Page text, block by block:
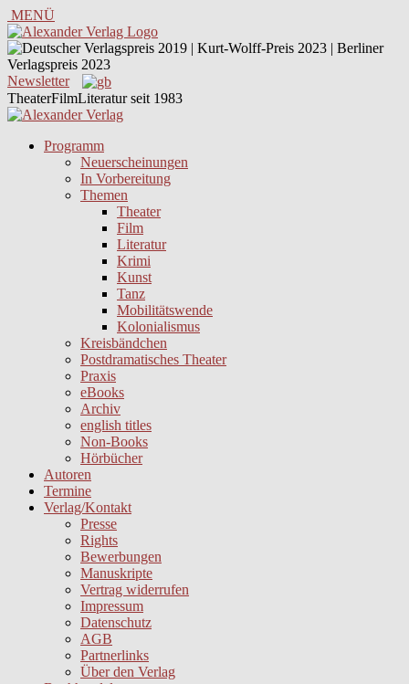
MENÜ
Newsletter
TheaterFilmLiteratur seit 1983
Programm
Neuerscheinungen
In Vorbereitung
Themen
Theater
Film
Literatur
Krimi
Kunst
Tanz
Mobilitätswende
Kolonialismus
Kreisbändchen
Postdramatisches Theater
Praxis
eBooks
Archiv
english titles
Non-Books
Hörbücher
Autoren
Termine
Verlag/Kontakt
Presse
Rights
Bewerbungen
Manuskripte
Vertrag widerrufen
Impressum
Datenschutz
AGB
Partnerlinks
Über den Verlag